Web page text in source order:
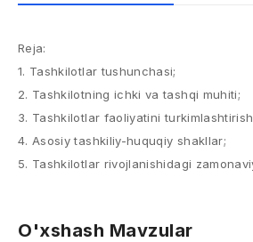
Reja:
1. Tashkilotlar tushunchasi;
2. Tashkilotning ichki va tashqi muhiti;
3. Tashkilotlar faoliyatini
4. Asosiy tashkiliy-huquqiy shakllar;
5. Tashkilotlar rivojlanishidagi
O'xshash Mavzular